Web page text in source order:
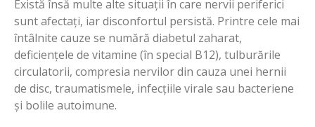
Există însă multe alte situații în care nervii periferici
sunt afectați, iar disconfortul persistă. Printre cele mai
întâlnite cauze se numără diabetul zaharat,
deficiențele de vitamine (în special B12), tulburările
circulatorii, compresia nervilor din cauza unei hernii
de disc, traumatismele, infecțiile virale sau bacteriene
și bolile autoimune.